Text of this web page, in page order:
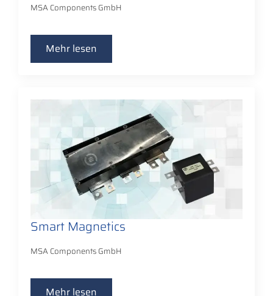
MSA Components GmbH
Mehr lesen
Smart Magnetics
MSA Components GmbH
Mehr lesen